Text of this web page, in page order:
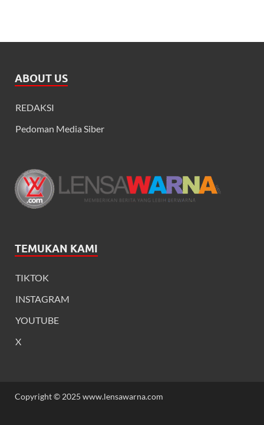
ABOUT US
REDAKSI
Pedoman Media Siber
TEMUKAN KAMI
TIKTOK
INSTAGRAM
YOUTUBE
X
Copyright © 2025 www.lensawarna.com